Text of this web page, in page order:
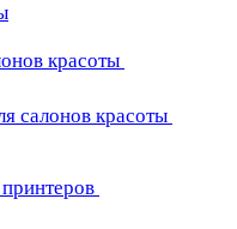
красоты
салонов красоты